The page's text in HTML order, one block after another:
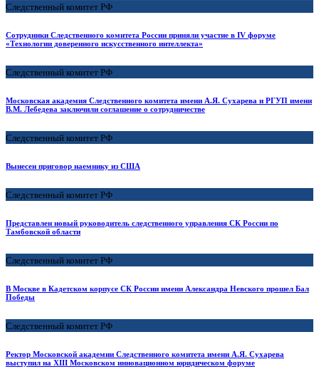
Следственный комитет РФ
Сотрудники Следственного комитета России приняли участие в IV форуме
«Технологии доверенного искусственного интеллекта»
Следственный комитет РФ
Московская академия Следственного комитета имени А.Я. Сухарева и РГУП имени
В.М. Лебедева заключили соглашение о сотрудничестве
Следственный комитет РФ
Вынесен приговор наемнику из США
Следственный комитет РФ
Представлен новый руководитель следственного управления СК России по
Тамбовской области
Следственный комитет РФ
В Москве в Кадетском корпусе СК России имени Александра Невского прошел Бал
Победы
Следственный комитет РФ
Ректор Московской академии Следственного комитета имени А.Я. Сухарева
выступил на XIII Московском инновационном юридическом форуме